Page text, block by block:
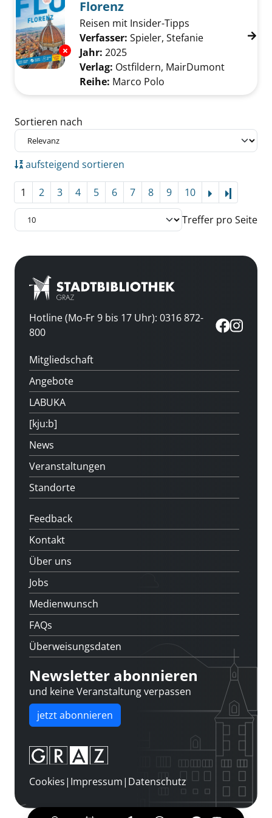
Exemplar-Details von Florenz anzeigen
Florenz
Reisen mit Insider-Tipps
Verfasser: Spieler, Stefanie Suche nach
Jahr: 2025
Verlag: Ostfildern, MairDumont
Reihe: Marco Polo
Zu den Suchfiltern springen
Sortieren nach
aufsteigend sortieren
1 2 3 4 5 6 7 8 9 10
Treffer pro Seite
Hotline (Mo-Fr 9 bis 17 Uhr): 0316 872-
800
Mitgliedschaft
Angebote
LABUKA
[kju:b]
News
Veranstaltungen
Standorte
Feedback
Kontakt
Über uns
Jobs
Medienwunsch
FAQs
Überweisungsdaten
Newsletter abonnieren
und keine Veranstaltung verpassen
jetzt abonnieren
Cookies| Impressum| Datenschutz